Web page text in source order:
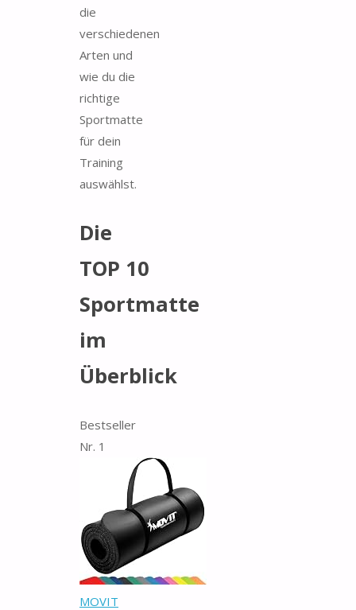
die
verschiedenen
Arten und
wie du die
richtige
Sportmatte
für dein
Training
auswählst.
Die
TOP 10
Sportmatte
im
Überblick
Bestseller
Nr. 1
MOVIT